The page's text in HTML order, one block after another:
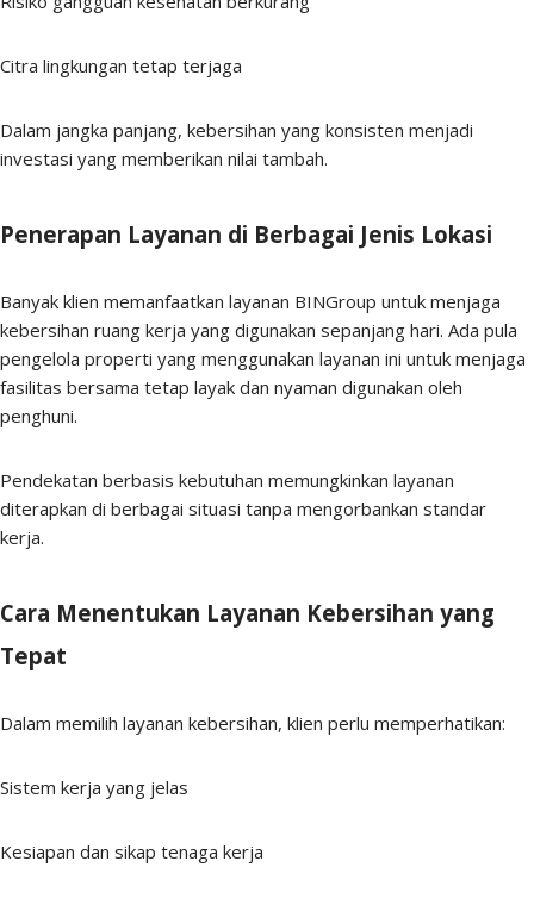
Citra lingkungan tetap terjaga
Dalam jangka panjang, kebersihan yang konsisten menjadi
investasi yang memberikan nilai tambah.
Penerapan Layanan di Berbagai Jenis Lokasi
Banyak klien memanfaatkan layanan BINGroup untuk menjaga
kebersihan ruang kerja yang digunakan sepanjang hari. Ada pula
pengelola properti yang menggunakan layanan ini untuk menjaga
fasilitas bersama tetap layak dan nyaman digunakan oleh
penghuni.
Pendekatan berbasis kebutuhan memungkinkan layanan
diterapkan di berbagai situasi tanpa mengorbankan standar
kerja.
Cara Menentukan Layanan Kebersihan yang
Tepat
Dalam memilih layanan kebersihan, klien perlu memperhatikan:
Sistem kerja yang jelas
Kesiapan dan sikap tenaga kerja